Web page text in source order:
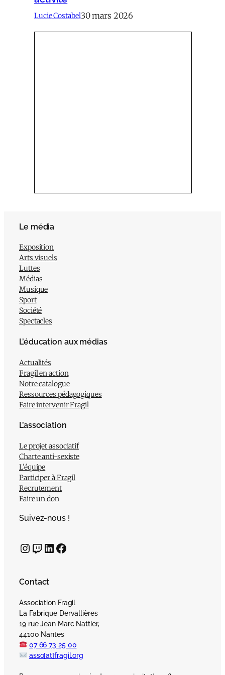
Lucie Costabel30 mars 2026
Le média
Exposition
Arts visuels
Luttes
Médias
Musique
Sport
Société
Spectacles
L’éducation aux médias
Actualités
Fragil en action
Notre catalogue
Ressources pédagogiques
Faire intervenir Fragil
L’association
Le projet associatif
Charte anti-sexiste
L’équipe
Participer à Fragil
Recrutement
Faire un don
Suivez-nous !
InstagramTwitch LinkedIn Facebook
Contact
Association Fragil
La Fabrique Dervallières
19 rue Jean Marc Nattier,
44100 Nantes
07 66 73 25 00
asso[at]fragil.org